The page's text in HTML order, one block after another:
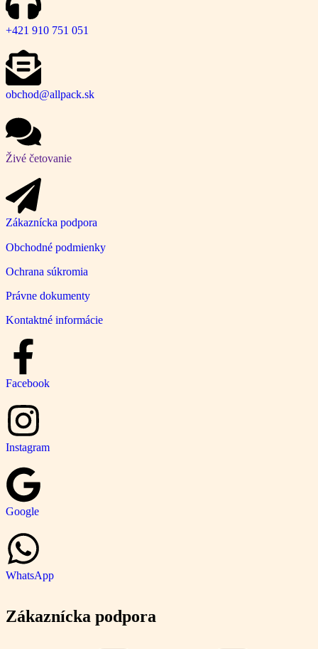
+421 910 751 051
obchod@allpack.sk
Živé četovanie
Zákaznícka podpora
Obchodné podmienky
Ochrana súkromia
Právne dokumenty
Kontaktné informácie
Facebook
Instagram
Google
WhatsApp
Zákaznícka podpora